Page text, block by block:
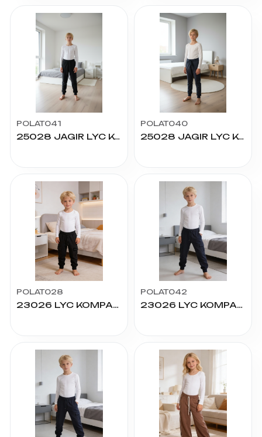
POLAT041
25028 JAGIR LYC KOMPAK ALT 12/16 YAŞ
POLAT040
25028 JAGIR LYC KOMPAK ALT 7/11 YAŞ
POLAT028
23026 LYC KOMPAK KARGO CEPLİ 5/8 YAŞ ALT
POLAT042
23026 LYC KOMPAK KARGO CEPLİ 12/16 YAŞ ALT